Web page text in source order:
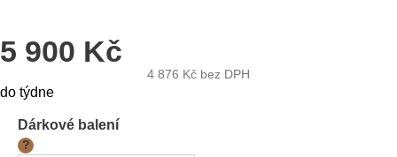
5 900 Kč
4 876 Kč bez DPH
Měrná
do týdne
Dárkové balení
?